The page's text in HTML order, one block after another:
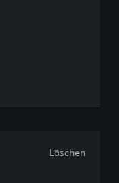
Löschen